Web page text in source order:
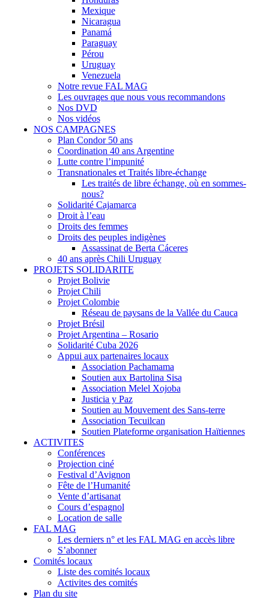
Mexique
Nicaragua
Panamá
Paraguay
Pérou
Uruguay
Venezuela
Notre revue FAL MAG
Les ouvrages que nous vous recommandons
Nos DVD
Nos vidéos
NOS CAMPAGNES
Plan Condor 50 ans
Coordination 40 ans Argentine
Lutte contre l’impunité
Transnationales et Traités libre-échange
Les traités de libre échange, où en sommes-
nous?
Solidarité Cajamarca
Droit à l’eau
Droits des femmes
Droits des peuples indigènes
Assassinat de Berta Cáceres
40 ans après Chili Uruguay
PROJETS SOLIDARITE
Projet Bolivie
Projet Chili
Projet Colombie
Réseau de paysans de la Vallée du Cauca
Projet Brésil
Projet Argentina – Rosario
Solidarité Cuba 2026
Appui aux partenaires locaux
Association Pachamama
Soutien aux Bartolina Sisa
Association Melel Xojoba
Justicia y Paz
Soutien au Mouvement des Sans-terre
Association Tecuilcan
Soutien Plateforme organisation Haïtiennes
ACTIVITES
Conférences
Projection ciné
Festival d’Avignon
Fête de l’Humanité
Vente d’artisanat
Cours d’espagnol
Location de salle
FAL MAG
Les derniers n° et les FAL MAG en accès libre
S’abonner
Comités locaux
Liste des comités locaux
Activites des comités
Plan du site